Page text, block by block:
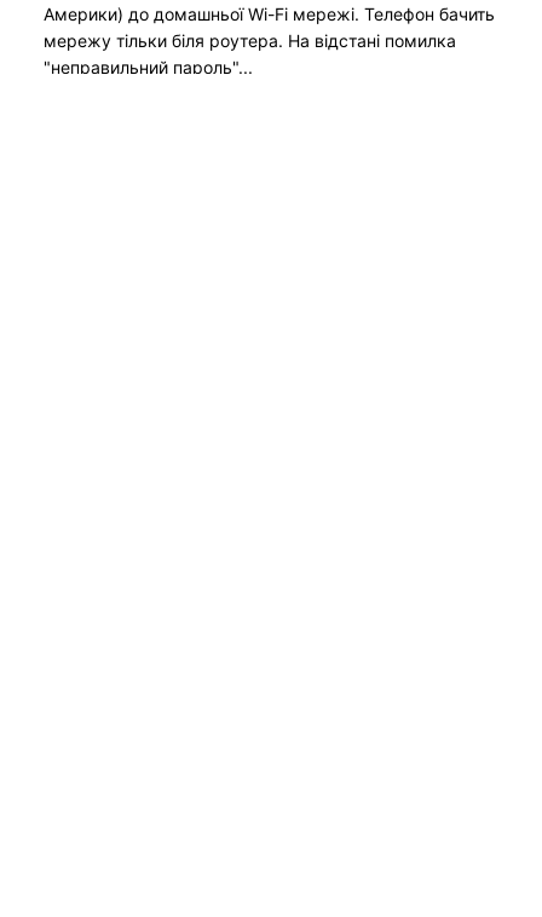
Америки) до домашньої Wi-Fi мережі. Телефон бачить
мережу тільки біля роутера. На відстані помилка
"неправильний пароль"...